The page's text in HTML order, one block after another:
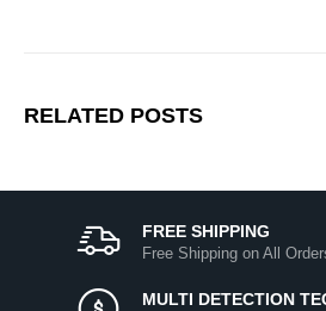
RELATED POSTS
FREE SHIPPING
Free Shipping on All
MULTI DETECTION